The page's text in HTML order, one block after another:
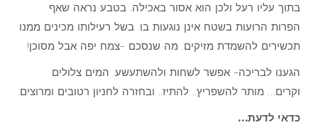
בתוך עליו רעל ולכן הוא אסור באכילה. בטבע נראה שאף
הפרות הרועות בשטח אינן נוגעות בו. בשל רעילותו מכינים ממנו
תכשירים להשמדת מזיקים. מה שנסכם -צמח יפה אבל מסוכן!
הגענו לבריכה- אפשר לשחות ולהשתעשע. המים צלולים
וקרים… מותר להשפריץ.. להתיז.. ובחזרה לחניון רטובים ומרוצים.
כדאי לדעת…